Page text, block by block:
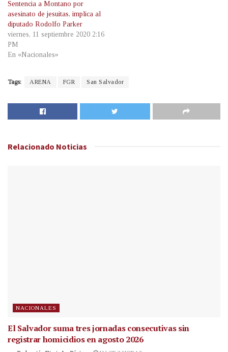
Sentencia a Montano por
asesinato de jesuitas, implica al
diputado Rodolfo Parker
viernes, 11 septiembre 2020 2:16
PM
En «Nacionales»
Tags: ARENA FGR San Salvador
Relacionado Noticias
NACIONALES
El Salvador suma tres jornadas consecutivas sin
registrar homicidios en agosto 2026